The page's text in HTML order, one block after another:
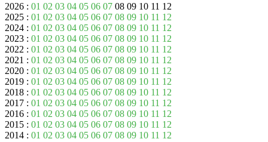
2026 : 01 02 03 04 05 06 07 08 09 10 11 12
2025 : 01 02 03 04 05 06 07 08 09 10 11 12
2024 : 01 02 03 04 05 06 07 08 09 10 11 12
2023 : 01 02 03 04 05 06 07 08 09 10 11 12
2022 : 01 02 03 04 05 06 07 08 09 10 11 12
2021 : 01 02 03 04 05 06 07 08 09 10 11 12
2020 : 01 02 03 04 05 06 07 08 09 10 11 12
2019 : 01 02 03 04 05 06 07 08 09 10 11 12
2018 : 01 02 03 04 05 06 07 08 09 10 11 12
2017 : 01 02 03 04 05 06 07 08 09 10 11 12
2016 : 01 02 03 04 05 06 07 08 09 10 11 12
2015 : 01 02 03 04 05 06 07 08 09 10 11 12
2014 : 01 02 03 04 05 06 07 08 09 10 11 12